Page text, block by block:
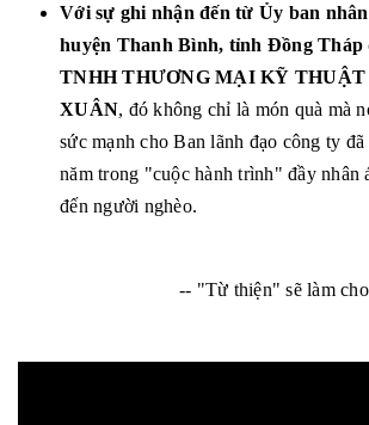
Với sự ghi nhận đến từ Ủy ban
huyện Thanh Bình, tỉnh Đồng Tháp
TNHH THƯƠNG MẠI KỸ THUẬT
XUÂN, đó không chỉ là món quà mà
sức mạnh cho Ban lãnh đạo công ty
năm trong "cuộc hành trình" đầy nhân
đến người nghèo.
-- "Từ thiện" sẽ làm